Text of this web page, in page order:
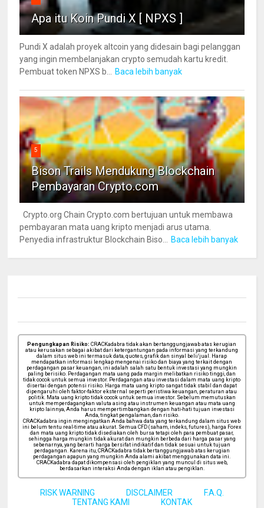
Apa itu Koin Pundi X [ NPXS ]
Pundi X adalah proyek altcoin yang didesain bagi pelanggan
yang ingin membelanjakan crypto semudah kartu kredit.
Pembuat token NPXS b... Baca lebih banyak
5
Bison Trails Mendukung Blockchain
Pembayaran Crypto.com
Crypto.org Chain Crypto.com bertujuan untuk membawa
pembayaran mata uang kripto menjadi arus utama.
Penyedia infrastruktur Blockchain Biso... Baca lebih banyak
Pengungkapan Risiko: CRACKadabra tidak akan bertanggungjawab atas kerugian
atau kerusakan sebagai akibat dari ketergantungan pada informasi yang terkandung
dalam situs web ini termasuk data, quotes, grafik dan sinyal beli/jual. Harap
mendapatkan informasi lengkap mengenai risiko dan biaya yang terkait dengan
perdagangan pasar keuangan, ini adalah salah satu bentuk investasi yang mungkin
paling berisiko. Perdagangan mata uang pada margin melibatkan risiko tinggi, dan
tidak cocok untuk semua investor. Perdagangan atau investasi dalam mata uang kripto
disertai dengan potensi risiko. Harga mata uang kripto sangat tidak stabil dan dapat
dipengaruhi oleh faktor-faktor eksternal seperti peristiwa keuangan, peraturan atau
politik. Mata uang kripto tidak cocok untuk semua investor. Sebelum memutuskan
untuk memperdagangkan valuta asing atau instrumen keuangan atau mata uang
kripto lainnya, Anda harus mempertimbangkan dengan hati-hati tujuan investasi
Anda, tingkat pengalaman, dan risiko.
CRACKadabra ingin mengingatkan Anda bahwa data yang terkandung dalam situs web
ini belum tentu real-time atau akurat. Semua CFD (saham, indeks, futures), harga Forex
dan mata uang kripto tidak disediakan oleh bursa tetapi oleh para pembuat pasar,
sehingga harga mungkin tidak akurat dan mungkin berbeda dari harga pasar yang
sebenarnya, yang berarti harga bersifat indikatif dan tidak sesuai untuk tujuan
perdagangan. Karena itu, CRACKadabra tidak bertanggungjawab atas kerugian
perdagangan apapun yang mungkin Anda alami akibat menggunakan data ini.
CRACKadabra dapat dikompensasi oleh pengiklan yang muncul di situs web,
berdasarkan interaksi Anda dengan iklan atau pengiklan.
RISK WARNING DISCLAIMER
F.A.Q.
TENTANG KAMI
KONTAK